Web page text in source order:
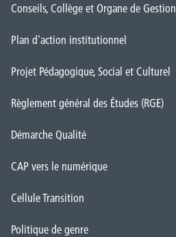
Conseils, Collège et Organe de Gestion
Plan d'action institutionnel
Projet Pédagogique, Social et Culturel
Règlement général des Études (RGE)
Démarche Qualité
CAP vers le numérique
Cellule Transition
Politique de genre